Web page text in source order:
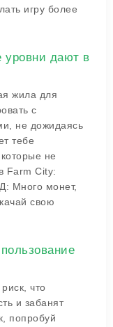
игру более
уровни дают в
жила для
с
не дожидаясь
тебе
не
Farm City:
Много монет,
свою
что
и забанят
попробуй